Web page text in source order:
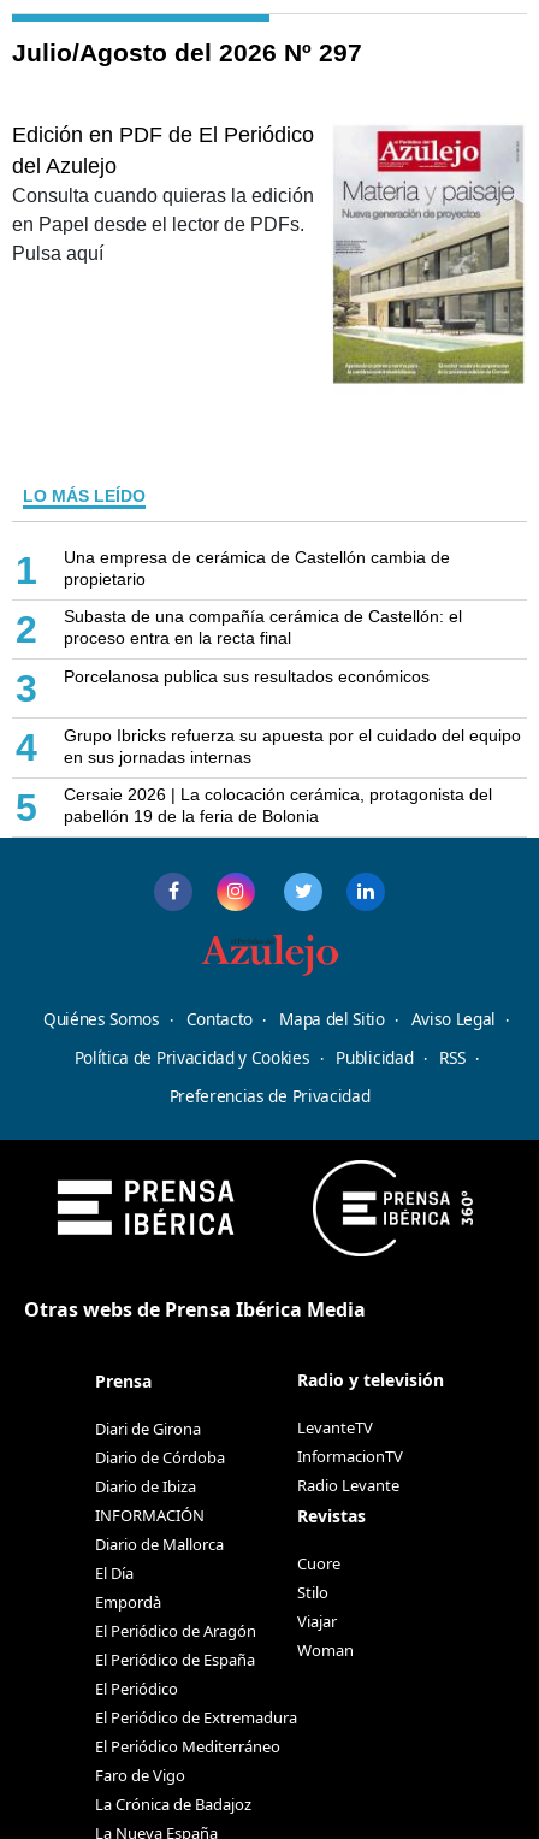
Julio/Agosto del 2026 Nº 297
Edición en PDF de El Periódico
del Azulejo
Consulta cuando quieras la edición
en Papel desde el lector de PDFs.
Pulsa aquí
LO MÁS LEÍDO
1
Una empresa de cerámica de Castellón cambia de
propietario
2
Subasta de una compañía cerámica de Castellón: el
proceso entra en la recta final
3 Porcelanosa publica sus resultados económicos
4
Grupo Ibricks refuerza su apuesta por el cuidado del equipo
en sus jornadas internas
5
Cersaie 2026 | La colocación cerámica, protagonista del
pabellón 19 de la feria de Bolonia
Quiénes Somos Contacto Mapa del Sitio
Aviso Legal
Política de Privacidad y Cookies
Publicidad
RSS
Preferencias de Privacidad
Otras webs de Prensa Ibérica Media
Prensa
Diari de Girona
Diario de Córdoba
Diario de Ibiza
INFORMACIÓN
Diario de Mallorca
El Día
Empordà
El Periódico de Aragón
El Periódico de España
El Periódico
El Periódico de Extremadura
El Periódico Mediterráneo
Faro de Vigo
La Crónica de Badajoz
La Nueva España
Radio y televisión
LevanteTV
InformacionTV
Radio Levante
Revistas
Cuore
Stilo
Viajar
Woman